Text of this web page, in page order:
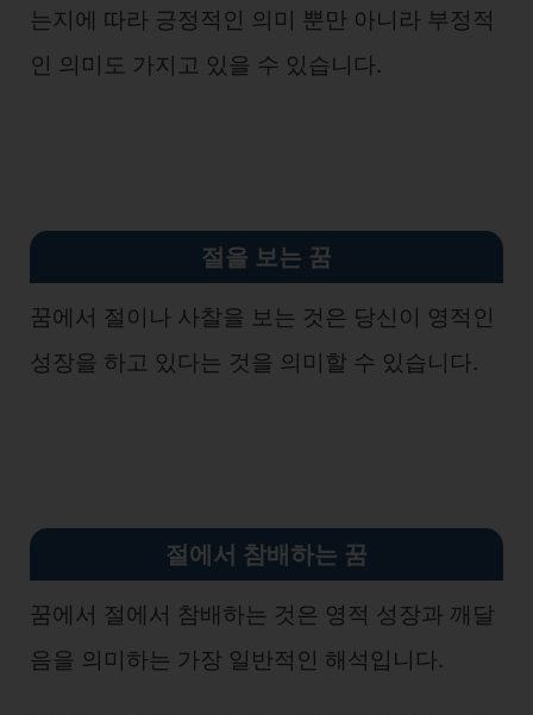
는지에 따라 긍정적인 의미 뿐만 아니라 부정적
인 의미도 가지고 있을 수 있습니다.
절을 보는 꿈
꿈에서 절이나 사찰을 보는 것은 당신이 영적인
성장을 하고 있다는 것을 의미할 수 있습니다.
절에서 참배하는 꿈
꿈에서 절에서 참배하는 것은 영적 성장과 깨달
음을 의미하는 가장 일반적인 해석입니다.